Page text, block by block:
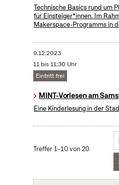
Technische Basics rund um
für Einsteiger*innen. Im
Makerspace-Programms in
9.12.2023
11 bis 11:30 Uhr
Eintritt frei
MINT-Vorlesen am
Eine Kinderlesung in der
Treffer 1–10 von 20